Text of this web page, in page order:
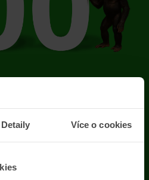
Detaily Více o cookies
se vyskytla